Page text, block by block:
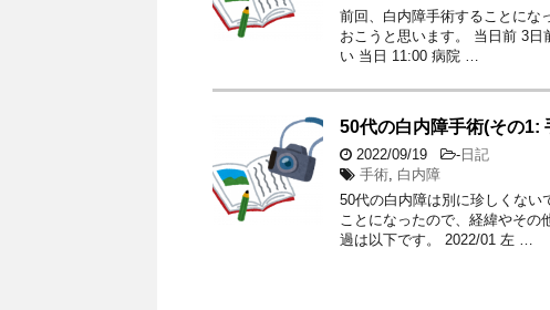
前回、白内障手術することにな
おこうと思います。 当日前 3
い 当日 11:00 病院 …
50代の白内障手術(その1:
2022/09/19 - 日記
手術, 白内障
50代の白内障は別に珍しくない
ことになったので、経緯やその
過は以下です。 2022/01 左 …